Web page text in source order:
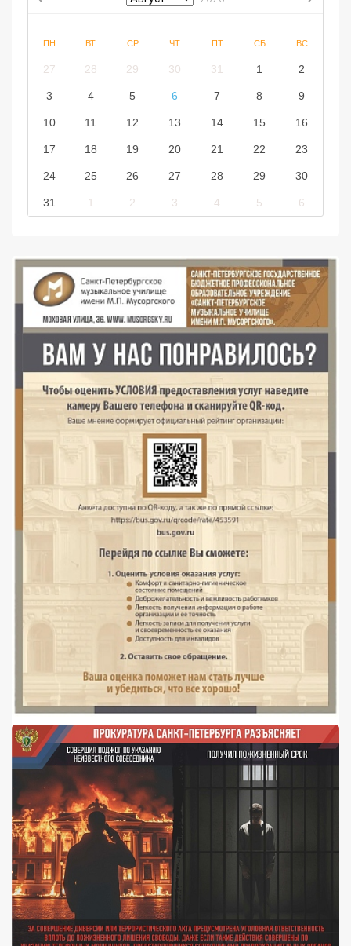
ПН ВТ СР ЧТ ПТ СБ ВС
27 28 29 30 31 1 2
3 4 5 6 7 8 9
10 11 12 13 14 15 16
17 18 19 20 21 22 23
24 25 26 27 28 29 30
31 1 2 3 4 5 6